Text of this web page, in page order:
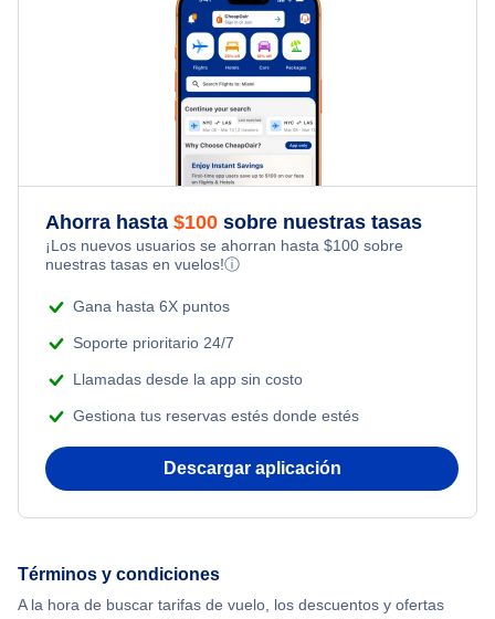
Ahorra hasta $100 sobre nuestras tasas
¡Los nuevos usuarios se ahorran hasta $100 sobre
nuestras tasas en vuelos!ⓘ
Gana hasta 6X puntos
Soporte prioritario 24/7
Llamadas desde la app sin costo
Gestiona tus reservas estés donde estés
Descargar aplicación
Términos y condiciones
A la hora de buscar tarifas de vuelo, los descuentos y ofertas